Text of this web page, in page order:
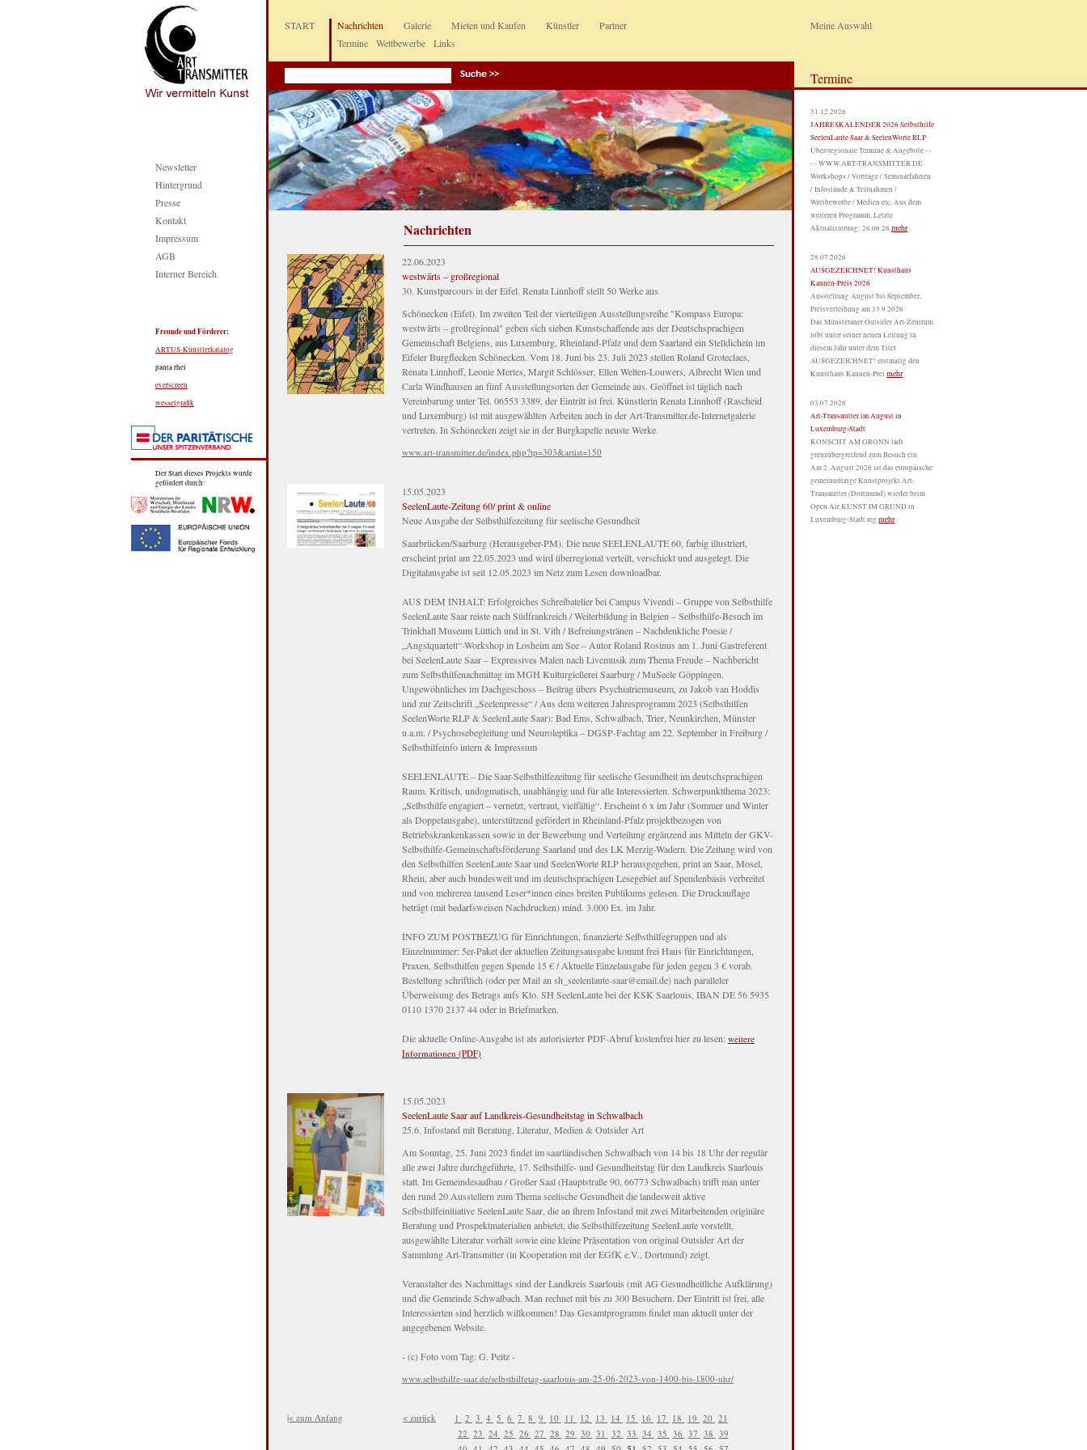
Newsletter
Hintergrund
Presse
Kontakt
Impressum
AGB
Interner Bereich
Freunde und Förderer:
ARTUS-Künstlerkatalog
panta rhei
everscreen
wesselgrafik
Der Start dieses Projekts wurde
gefördert durch:
START
Nachrichten
Termine
Wettbewerbe Links
Galerie Mieten und Kaufen Künstler Partner
Nachrichten
22.06.2023
westwärts – großregional
30. Kunstparcours in der Eifel. Renata Linnhoff stellt 50 Werke aus
Schönecken (Eifel). Im zweiten Teil der vierteiligen Ausstellungsreihe "Kompass Europa:
westwärts – großregional" geben sich sieben Kunstschaffende aus der Deutschsprachigen
Gemeinschaft Belgiens, aus Luxemburg, Rheinland-Pfalz und dem Saarland ein Stelldichein im
Eifeler Burgflecken Schönecken. Vom 18. Juni bis 23. Juli 2023 stellen Roland Groteclaes,
Renata Linnhoff, Leonie Mertes, Margit Schlösser, Ellen Welten-Louwers, Albrecht Wien und
Carla Windhausen an fünf Ausstellungsorten der Gemeinde aus. Geöffnet ist täglich nach
Vereinbarung unter Tel. 06553 3389, der Eintritt ist frei. Künstlerin Renata Linnhoff (Rascheid
und Luxemburg) ist mit ausgewählten Arbeiten auch in der Art-Transmitter.de-Internetgalerie
vertreten. In Schönecken zeigt sie in der Burgkapelle neuste Werke.
www.art-transmitter.de/index.php?tp=303&artist=150
15.05.2023
SeelenLaute-Zeitung 60/ print & online
Neue Ausgabe der Selbsthilfezeitung für seelische Gesundheit
Saarbrücken/Saarburg (Herausgeber-PM). Die neue SEELENLAUTE 60, farbig illustriert,
erscheint print am 22.05.2023 und wird überregional verteilt, verschickt und ausgelegt. Die
Digitalausgabe ist seit 12.05.2023 im Netz zum Lesen downloadbar.
AUS DEM INHALT: Erfolgreiches Schreibatelier bei Campus Vivendi – Gruppe von Selbsthilfe
SeelenLaute Saar reiste nach Südfrankreich / Weiterbildung in Belgien – Selbsthilfe-Besuch im
Trinkhall Museum Lüttich und in St. Vith / Befreiungstränen – Nachdenkliche Poesie /
„Angstquartett“-Workshop in Losheim am See – Autor Roland Rosinus am 1. Juni Gastreferent
bei SeelenLaute Saar – Expressives Malen nach Livemusik zum Thema Freude – Nachbericht
zum Selbsthilfenachmittag im MGH Kulturgießerei Saarburg / MuSeele Göppingen.
Ungewöhnliches im Dachgeschoss – Beitrag übers Psychiatriemuseum, zu Jakob van Hoddis
und zur Zeitschrift „Seelenpresse“ / Aus dem weiteren Jahresprogramm 2023 (Selbsthilfen
SeelenWorte RLP & SeelenLaute Saar): Bad Ems, Schwalbach, Trier, Neunkirchen, Münster
u.a.m. / Psychosebegleitung und Neuroleptika – DGSP-Fachtag am 22. September in Freiburg /
Selbsthilfeinfo intern & Impressum
SEELENLAUTE – Die Saar-Selbsthilfezeitung für seelische Gesundheit im deutschsprachigen
Raum. Kritisch, undogmatisch, unabhängig und für alle Interessierten. Schwerpunktthema 2023:
„Selbsthilfe engagiert – vernetzt, vertraut, vielfältig“. Erscheint 6 x im Jahr (Sommer und Winter
als Doppelausgabe), unterstützend gefördert in Rheinland-Pfalz projektbezogen von
Betriebskrankenkassen sowie in der Bewerbung und Verteilung ergänzend aus Mitteln der GKV-
Selbsthilfe-Gemeinschaftsförderung Saarland und des LK Merzig-Wadern. Die Zeitung wird von
den Selbsthilfen SeelenLaute Saar und SeelenWorte RLP herausgegeben, print an Saar, Mosel,
Rhein, aber auch bundesweit und im deutschsprachigen Lesegebiet auf Spendenbasis verbreitet
und von mehreren tausend Leser*innen eines breiten Publikums gelesen. Die Druckauflage
beträgt (mit bedarfsweisen Nachdrucken) mind. 3.000 Ex. im Jahr.
INFO ZUM POSTBEZUG für Einrichtungen, finanzierte Selbsthilfegruppen und als
Einzelnummer: 5er-Paket der aktuellen Zeitungsausgabe kommt frei Haus für Einrichtungen,
Praxen, Selbsthilfen gegen Spende 15 € / Aktuelle Einzelausgabe für jeden gegen 3 € vorab.
Bestellung schriftlich (oder per Mail an sh_seelenlaute-saar@email.de) nach paralleler
Überweisung des Betrags aufs Kto. SH SeelenLaute bei der KSK Saarlouis, IBAN DE 56 5935
0110 1370 2137 44 oder in Briefmarken.
Die aktuelle Online-Ausgabe ist als autorisierter PDF-Abruf kostenfrei hier zu lesen: weitere
Informationen (PDF)
15.05.2023
SeelenLaute Saar auf Landkreis-Gesundheitstag in Schwalbach
25.6. Infostand mit Beratung, Literatur, Medien & Outsider Art
Am Sonntag, 25. Juni 2023 findet im saarländischen Schwalbach von 14 bis 18 Uhr der regulär
alle zwei Jahre durchgeführte, 17. Selbsthilfe- und Gesundheitstag für den Landkreis Saarlouis
statt. Im Gemeindesaalbau / Großer Saal (Hauptstraße 90, 66773 Schwalbach) trifft man unter
den rund 20 Ausstellern zum Thema seelische Gesundheit die landesweit aktive
Selbsthilfeinitiative SeelenLaute Saar, die an ihrem Infostand mit zwei Mitarbeitenden originäre
Beratung und Prospektmaterialien anbietet, die Selbsthilfezeitung SeelenLaute vorstellt,
ausgewählte Literatur vorhält sowie eine kleine Präsentation von original Outsider Art der
Sammlung Art-Transmitter (in Kooperation mit der EGfK e.V., Dortmund) zeigt.
Veranstalter des Nachmittags sind der Landkreis Saarlouis (mit AG Gesundheitliche Aufklärung)
und die Gemeinde Schwalbach. Man rechnet mit bis zu 300 Besuchern. Der Eintritt ist frei, alle
Interessierten sind herzlich willkommen! Das Gesamtprogramm findet man aktuell unter der
angegebenen Website.
- (c) Foto vom Tag: G. Peitz -
www.selbsthilfe-saar.de/selbsthilfetag-saarlouis-am-25-06-2023-von-1400-bis-1800-uhr/
|< zum Anfang < zurück 1 2 3 4 5 6 7 8 9 10 11 12 13 14 15 16 17 18 19 20 21
22 23 24 25 26 27 28 29 30 31 32 33 34 35 36 37 38 39
Meine Auswahl
Termine
31.12.2026
JAHRESKALENDER 2026 Selbsthilfe
SeelenLaute Saar & SeelenWorte RLP
Über/regionale Termine & Angebote - -
- - WWW.ART-TRANSMITTER.DE
Workshops / Vorträge / Seminarfahrten
/ Infostände & Teilnahmen /
Wettbewerbe / Medien etc. Aus dem
weiteren Programm. Letzte
Aktualisierung: 26.06.26 mehr
28.07.2026
AUSGEZEICHNET! Kunsthaus
Kannen-Preis 2026
Ausstellung August bis September,
Preisverleihung am 13.9.2026
Das Münsteraner Outsider Art-Zentrum
lobt unter seiner neuen Leitung in
diesem Jahr unter dem Titel
AUSGEZEICHNET! erstmalig den
Kunsthaus Kannen-Prei mehr
03.07.2026
Art-Transmitter im August in
Luxemburg-Stadt
KONSCHT AM GRONN lädt
grenzübergreifend zum Besuch ein
Am 2. August 2026 ist das europäische
gemeinnützige Kunstprojekt Art-
Transmitter (Dortmund) wieder beim
Open Air KUNST IM GRUND in
Luxemburg-Stadt reg mehr